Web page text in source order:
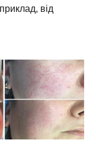
від